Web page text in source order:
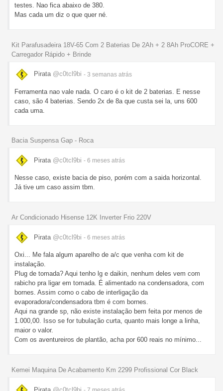
testes. Nao fica abaixo de 380.
Mas cada um diz o que quer né.
Kit Parafusadeira 18V-65 Com 2 Baterias De 2Ah + 2 8Ah ProCORE +
Carregador Rápido + Brinde
Pirata @c0tcl9bi - 3 semanas atrás
Ferramenta nao vale nada. O caro é o kit de 2 baterias. E nesse
caso, são 4 baterias. Sendo 2x de 8a que custa sei la, uns 600
cada uma.
Bacia Suspensa Gap - Roca
Pirata @c0tcl9bi - 6 meses atrás
Nesse caso, existe bacia de piso, porém com a saida horizontal.
Já tive um caso assim tbm.
Ar Condicionado Hisense 12K Inverter Frio 220V
Pirata @c0tcl9bi - 6 meses atrás
Oxi... Me fala algum aparelho de a/c que venha com kit de
instalação.
Plug de tomada? Aqui tenho lg e daikin, nenhum deles vem com
rabicho pra ligar em tomada. É alimentado na condensadora, com
bornes. Assim como o cabo de interligação da
evaporadora/condensadora tbm é com bornes.
Aqui na grande sp, não existe instalação bem feita por menos de
1.000,00. Isso se for tubulação curta, quanto mais longe a linha,
maior o valor.
Com os aventureiros de plantão, acha por 600 reais no mínimo...
Kemei Maquina De Acabamento Km 2299 Profissional Cor Black
Pirata @c0tcl9bi